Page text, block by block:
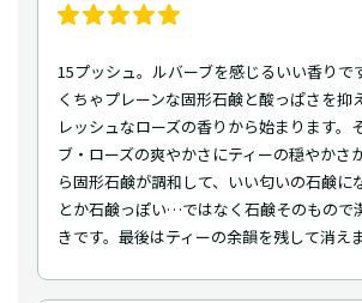
15プッシュ。ルバーブを感じるいい香りで
くちゃプレーンな固形石鹸と酸っぱさを抑
レッシュなローズの香りから始まります。
ブ・ローズの爽やかさにティーの穏やかさ
ら固形石鹸が調和して、いい匂いの石鹸に
とか石鹸っぽい…ではなく石鹸そのもので
きです。最後はティーの余韻を残して消え